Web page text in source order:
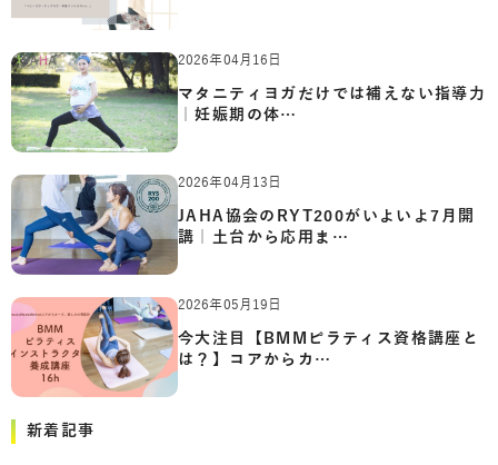
2026年04月16日
マタニティヨガだけでは補えない指導力
｜妊娠期の体…
2026年04月13日
JAHA協会のRYT200がいよいよ7月開
講｜土台から応用ま…
2026年05月19日
今大注目【BMMピラティス資格講座と
は？】コアからカ…
新着記事